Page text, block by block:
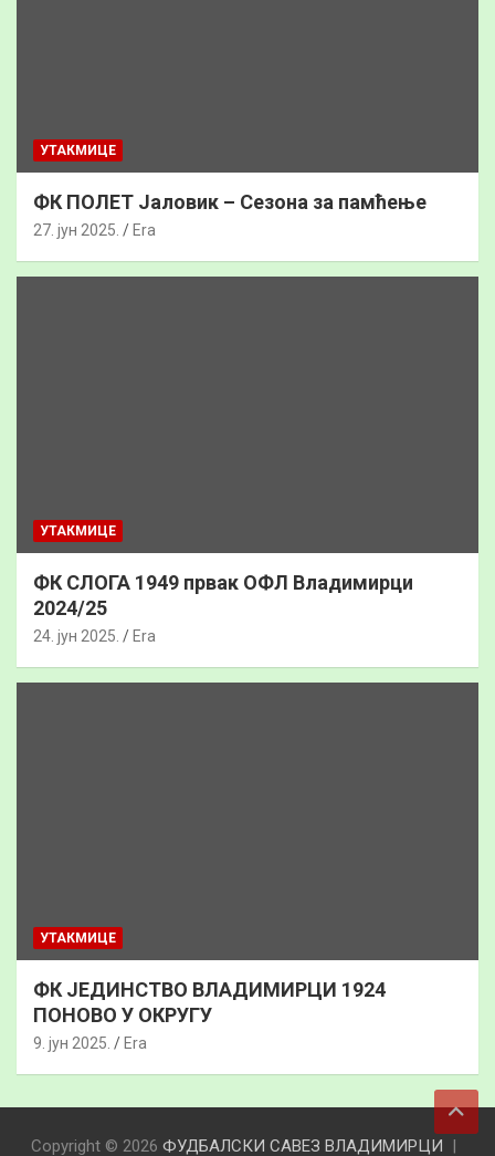
УТАКМИЦЕ
ФК ПОЛЕТ Јаловик – Сезона за памћење
27. јун 2025. Era
УТАКМИЦЕ
ФК СЛОГА 1949 првак ОФЛ Владимирци
2024/25
24. јун 2025. Era
УТАКМИЦЕ
ФК ЈЕДИНСТВО ВЛАДИМИРЦИ 1924
ПОНОВО У ОКРУГУ
9. јун 2025. Era
Copyright © 2026 ФУДБАЛСКИ САВЕЗ ВЛАДИМИРЦИ